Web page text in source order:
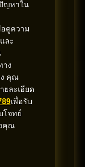
ญหาใน
ดูความ
ละ
าง
ง คุณ
ยละเอียด
เพื่อรับ
โจทย์
คุณ